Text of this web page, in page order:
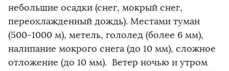
небольшие осадки (снег, мокрый снег,
переохлажденный дождь). Местами туман
(500-1000 м), метель, гололед (более 6 мм),
налипание мокрого снега (до 10 мм), сложное
отложение (до 10 мм). Ветер ночью и утром